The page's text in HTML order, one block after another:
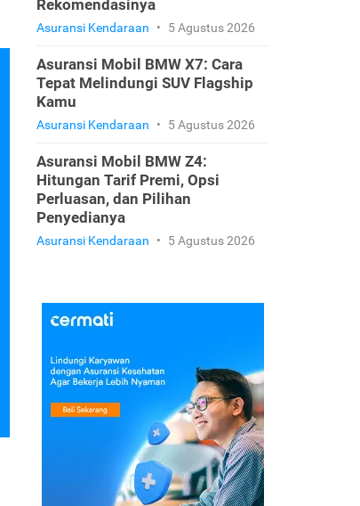
Rekomendasinya
Asuransi Kendaraan • 5 Agustus 2026
Asuransi Mobil BMW X7: Cara
Tepat Melindungi SUV Flagship
Kamu
Asuransi Kendaraan • 5 Agustus 2026
Asuransi Mobil BMW Z4:
Hitungan Tarif Premi, Opsi
Perluasan, dan Pilihan
Penyedianya
Asuransi Kendaraan • 5 Agustus 2026